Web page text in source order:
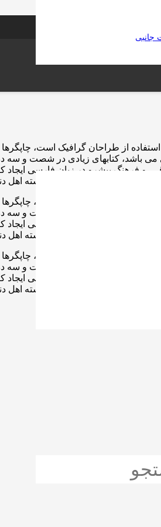
جانبی
از طراحان گرافیک است،
می باشد، کتابهای زیادی در شصت و
فرهنگ پیشرو در زبان فارسی ایجاد
و جوابگوی سوالات پیوسته اهل
از طراحان گرافیک است،
می باشد، کتابهای زیادی در شصت و
فرهنگ پیشرو در زبان فارسی ایجاد
و جوابگوی سوالات پیوسته اهل
از طراحان گرافیک است،
می باشد، کتابهای زیادی در شصت و
فرهنگ پیشرو در زبان فارسی ایجاد
و جوابگوی سوالات پیوسته اهل